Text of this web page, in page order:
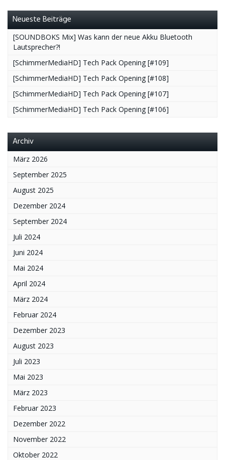
Neueste Beiträge
[SOUNDBOKS Mix] Was kann der neue Akku Bluetooth
Lautsprecher?!
[SchimmerMediaHD] Tech Pack Opening [#109]
[SchimmerMediaHD] Tech Pack Opening [#108]
[SchimmerMediaHD] Tech Pack Opening [#107]
[SchimmerMediaHD] Tech Pack Opening [#106]
Archiv
März 2026
September 2025
August 2025
Dezember 2024
September 2024
Juli 2024
Juni 2024
Mai 2024
April 2024
März 2024
Februar 2024
Dezember 2023
August 2023
Juli 2023
Mai 2023
März 2023
Februar 2023
Dezember 2022
November 2022
Oktober 2022